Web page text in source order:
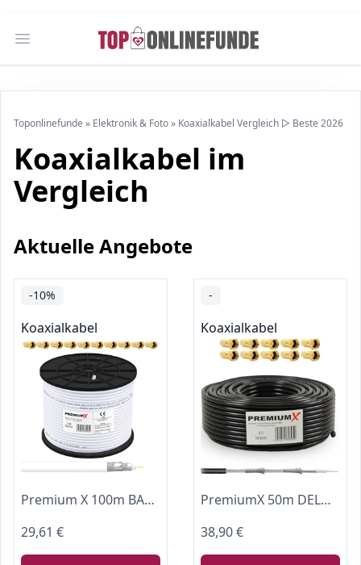
Open main menu
Toponlinefunde » Elektronik & Foto» Koaxialkabel Vergleich ▷ Beste 2026
Koaxialkabel im
Vergleich
Aktuelle Angebote
-10%
Koaxialkabel
Premium X 100m BASIC Koaxialkabel 135dB 4-fach SAT Antennenkabel Koax-Kabel DVB-S / S2 DVB-C DVB-T BK Anlagen RG6 Satellitenkabel 10x F-Stecker
29,61 €
-
Koaxialkabel
PremiumX 50m DELUXE PRO Koaxial Kabel Schwarz 135dB 5-Fach geschirmt reines Kupfer SAT Antennenkabel 10x F-Stecker
38,90 €